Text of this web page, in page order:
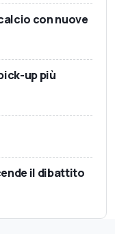
con nuove
up più
il dibattito